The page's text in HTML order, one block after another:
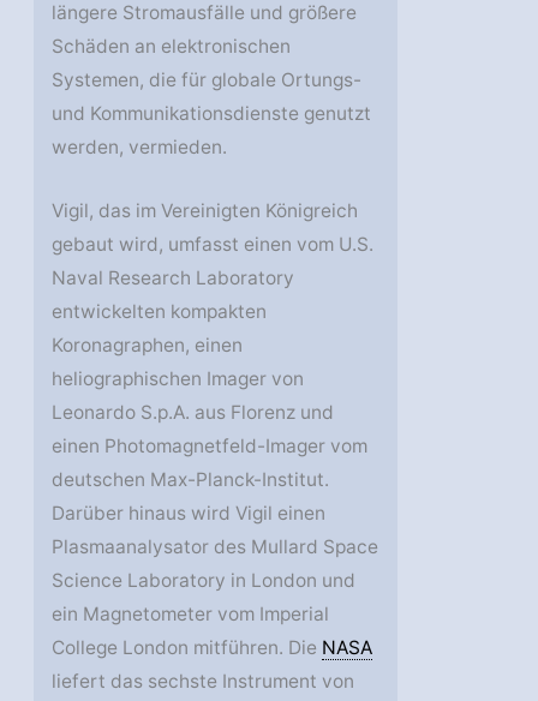
längere Stromausfälle und größere
Schäden an elektronischen
Systemen, die für globale Ortungs-
und Kommunikationsdienste genutzt
werden, vermieden.
Vigil, das im Vereinigten Königreich
gebaut wird, umfasst einen vom U.S.
Naval Research Laboratory
entwickelten kompakten
Koronagraphen, einen
heliographischen Imager von
Leonardo S.p.A. aus Florenz und
einen Photomagnetfeld-Imager vom
deutschen Max-Planck-Institut.
Darüber hinaus wird Vigil einen
Plasmaanalysator des Mullard Space
Science Laboratory in London und
ein Magnetometer vom Imperial
College London mitführen. Die NASA
liefert das sechste Instrument von